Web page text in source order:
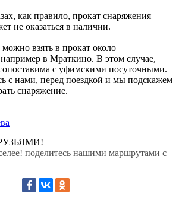
как правило, прокат снаряжения
не оказаться в наличии.
взять в прокат около
в Мраткино. В этом случае,
с уфимскими посуточными.
с нами, перед поездкой и мы подскажем
снаряжение.
поделитесь нашими маршрутами с